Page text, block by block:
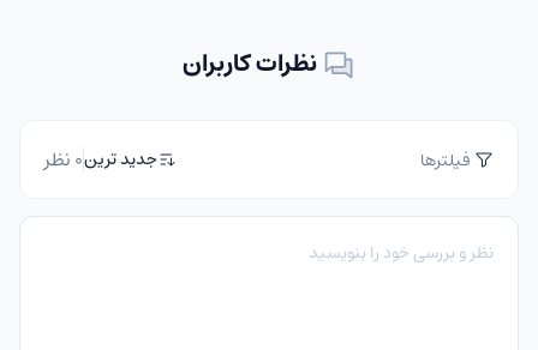
نظرات کاربران
فیلترها جدید ترین0 نظر